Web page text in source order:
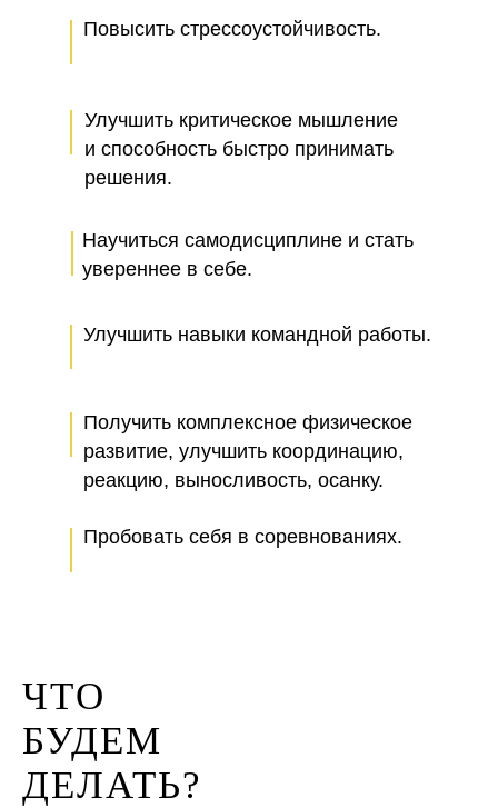
Повысить стрессоустойчивость.
Улучшить критическое мышление
и способность быстро принимать
решения.
Научиться самодисциплине и стать
увереннее в себе.
Пробовать себя в соревнованиях.
Получить комплексное физическое
развитие, улучшить координацию,
реакцию, выносливость, осанку.
Улучшить навыки командной работы.
ЧТО
БУДЕМ
ДЕЛАТЬ?